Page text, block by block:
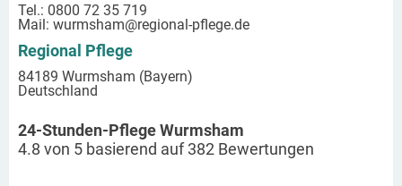
Tel.: 0800 72 35 719
Mail: wurmsham@regional-pflege.de
Regional Pflege
84189 Wurmsham (Bayern)
Deutschland
24-Stunden-Pflege Wurmsham
4.8 von 5 basierend auf382 Bewertungen